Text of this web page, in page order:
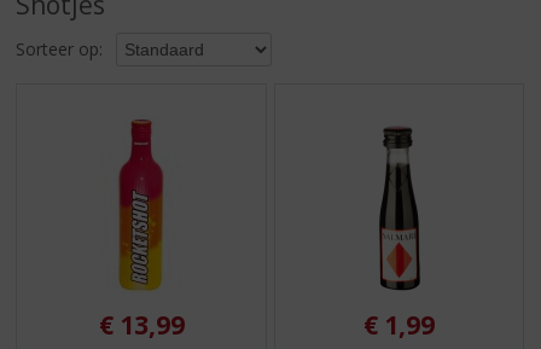
r
Sorteer op:
€ 13,99 € 1,99